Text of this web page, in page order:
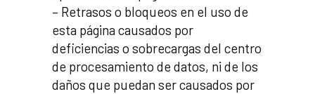
– Retrasos o bloqueos en el uso de
esta página causados por
deficiencias o sobrecargas del centro
de procesamiento de datos, ni de los
daños que puedan ser causados por